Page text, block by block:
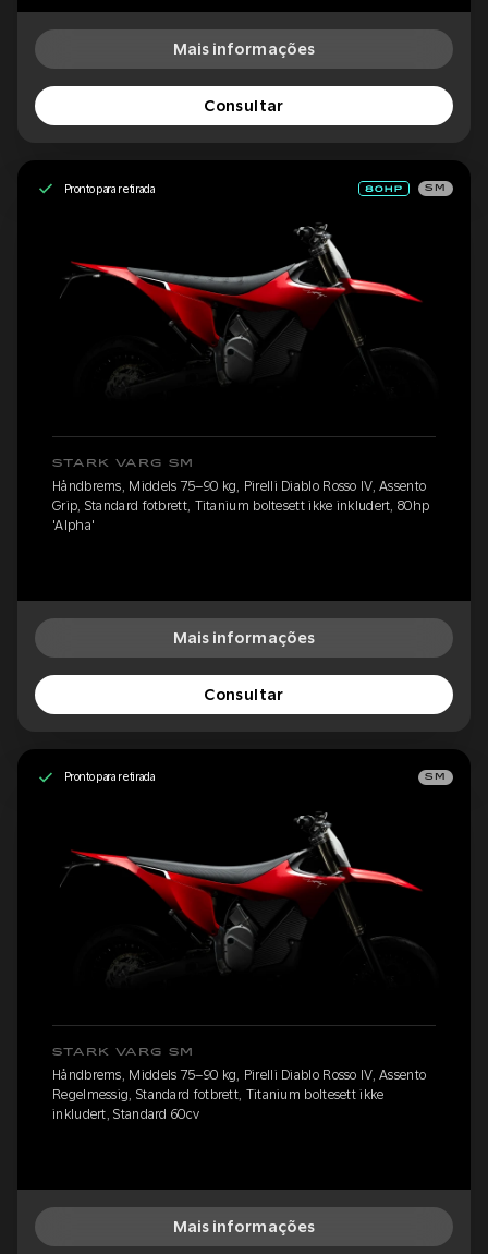
Mais informações
Consultar
Pronto para retirada SM
STARK VARG SM
Håndbrems, Middels 75–90 kg, Pirelli Diablo Rosso IV, Assento
Grip, Standard fotbrett, Titanium boltesett ikke inkludert, 80hp
'Alpha'
Mais informações
Consultar
Pronto para retirada SM
STARK VARG SM
Håndbrems, Middels 75–90 kg, Pirelli Diablo Rosso IV, Assento
Regelmessig, Standard fotbrett, Titanium boltesett ikke
inkludert, Standard 60cv
Mais informações